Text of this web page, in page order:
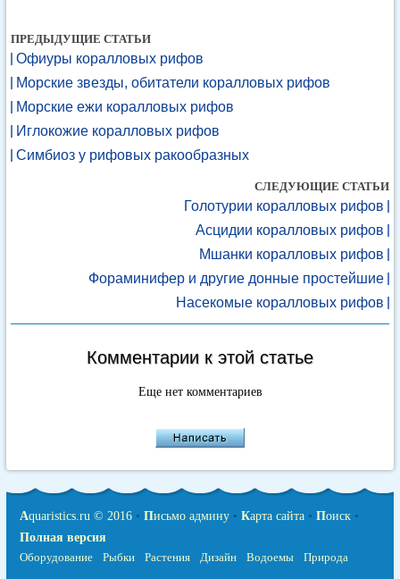
ПРЕДЫДУЩИЕ СТАТЬИ
Офиуры коралловых рифов
Морские звезды, обитатели коралловых рифов
Морские ежи коралловых рифов
Иглокожие коралловых рифов
Симбиоз у рифовых ракообразных
СЛЕДУЮЩИЕ СТАТЬИ
Голотурии коралловых рифов
Асцидии коралловых рифов
Мшанки коралловых рифов
Фораминифер и другие донные простейшие
Насекомые коралловых рифов
Комментарии к этой статье
Еще нет комментариев
Aquaristics.ru © 2016 • Письмо админу • Карта сайта • Поиск •
Полная версия
Оборудование
Рыбки Растения Дизайн Водоемы Природа